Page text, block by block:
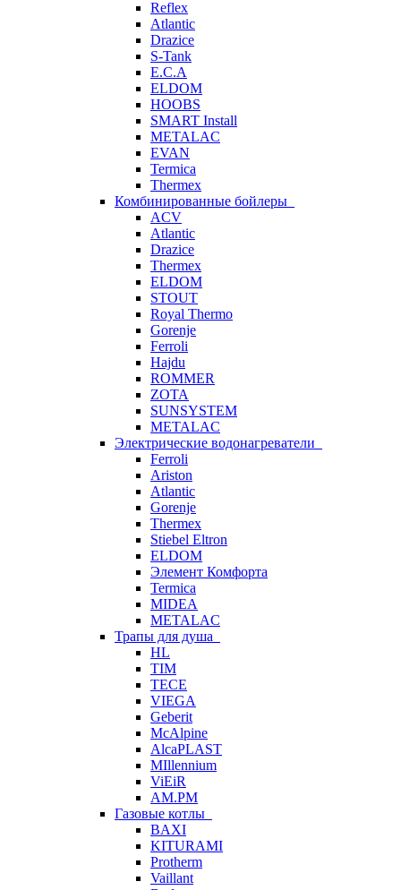
Reflex
Atlantic
Drazice
S-Tank
E.C.A
ELDOM
HOOBS
SMART Install
METALAC
EVAN
Termica
Thermex
Комбинированные бойлеры
ACV
Atlantic
Drazice
Thermex
ELDOM
STOUT
Royal Thermo
Gorenje
Ferroli
Hajdu
ROMMER
ZOTA
SUNSYSTEM
METALAC
Электрические водонагреватели
Ferroli
Ariston
Atlantic
Gorenje
Thermex
Stiebel Eltron
ELDOM
Элемент Комфорта
Termica
MIDEA
METALAC
Трапы для душа
HL
TIM
TECE
VIEGA
Geberit
McAlpine
AlcaPLAST
MIllennium
ViEiR
AM.PM
Газовые котлы
BAXI
KITURAMI
Protherm
Vaillant